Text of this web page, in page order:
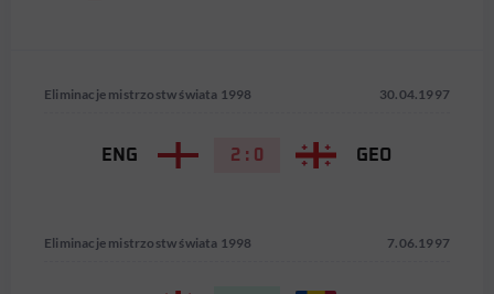
Eliminacje mistrzostw świata 1998 30.04.1997
ENG 2 : 0 GEO
Eliminacje mistrzostw świata 1998 7.06.1997